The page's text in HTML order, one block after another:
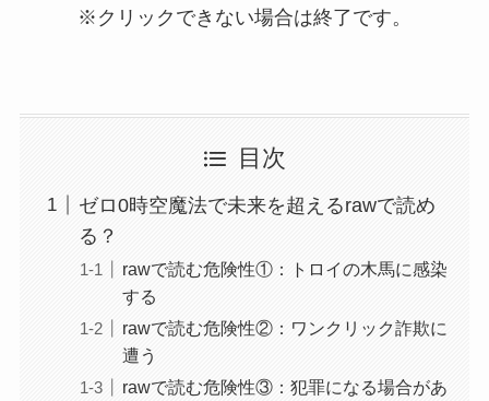
※クリックできない場合は終了です。
目次
ゼロ0時空魔法で未来を超えるrawで読め
る？
rawで読む危険性①：トロイの木馬に感染
する
rawで読む危険性②：ワンクリック詐欺に
遭う
rawで読む危険性③：犯罪になる場合があ